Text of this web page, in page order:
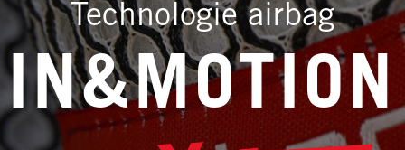
Technologie airbag
IN&MOTION